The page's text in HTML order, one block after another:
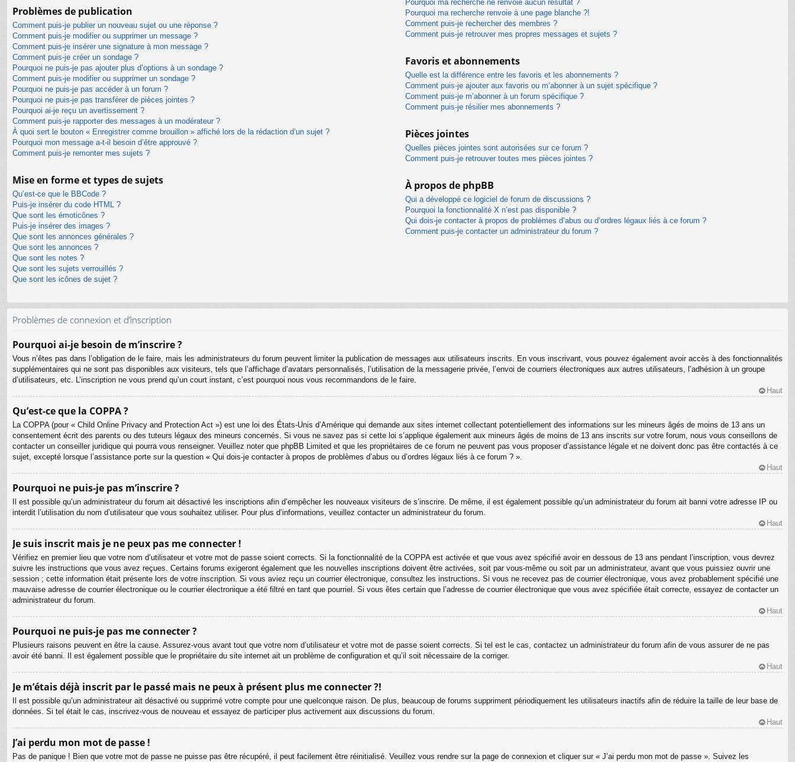
Problèmes de publication
Comment puis-je publier un nouveau sujet ou une réponse ?
Comment puis-je modifier ou supprimer un message ?
Comment puis-je insérer une signature à mon message ?
Comment puis-je créer un sondage ?
Pourquoi ne puis-je pas ajouter plus d’options à un sondage ?
Comment puis-je modifier ou supprimer un sondage ?
Pourquoi ne puis-je pas accéder à un forum ?
Pourquoi ne puis-je pas transférer de pièces jointes ?
Pourquoi ai-je reçu un avertissement ?
Comment puis-je rapporter des messages à un modérateur ?
À quoi sert le bouton « Enregistrer comme brouillon » affiché lors de la rédaction d’un sujet ?
Pourquoi mon message a-t-il besoin d’être approuvé ?
Comment puis-je remonter mes sujets ?
Mise en forme et types de sujets
Qu’est-ce que le BBCode ?
Puis-je insérer du code HTML ?
Que sont les émoticônes ?
Puis-je insérer des images ?
Que sont les annonces générales ?
Que sont les annonces ?
Que sont les notes ?
Que sont les sujets verrouillés ?
Que sont les icônes de sujet ?
Pourquoi ma recherche ne renvoie aucun résultat ?
Pourquoi ma recherche renvoie à une page blanche ?!
Comment puis-je rechercher des membres ?
Comment puis-je retrouver mes propres messages et sujets ?
Favoris et abonnements
Quelle est la différence entre les favoris et les abonnements ?
Comment puis-je ajouter aux favoris ou m’abonner à un sujet spécifique ?
Comment puis-je m’abonner à un forum spécifique ?
Comment puis-je résilier mes abonnements ?
Pièces jointes
Quelles pièces jointes sont autorisées sur ce forum ?
Comment puis-je retrouver toutes mes pièces jointes ?
À propos de phpBB
Qui a développé ce logiciel de forum de discussions ?
Pourquoi la fonctionnalité X n’est pas disponible ?
Qui dois-je contacter à propos de problèmes d’abus ou d’ordres légaux liés à ce forum ?
Comment puis-je contacter un administrateur du forum ?
Problèmes de connexion et d’inscription
Pourquoi ai-je besoin de m’inscrire ?
Vous n’êtes pas dans l’obligation de le faire, mais les administrateurs du forum peuvent limiter la publication de messages aux utilisateurs inscrits. En vous inscrivant, vous pouvez également avoir accès à des fonctionnalités
supplémentaires qui ne sont pas disponibles aux visiteurs, tels que l’affichage d’avatars personnalisés, l’utilisation de la messagerie privée, l’envoi de courriers électroniques aux autres utilisateurs, l’adhésion à un groupe
d’utilisateurs, etc. L’inscription ne vous prend qu’un court instant, c’est pourquoi nous vous recommandons de le faire.
Haut
Qu’est-ce que la COPPA ?
La COPPA (pour « Child Online Privacy and Protection Act ») est une loi des États-Unis d’Amérique qui demande aux sites internet collectant potentiellement des informations sur les mineurs âgés de moins de 13 ans un
consentement écrit des parents ou des tuteurs légaux des mineurs concernés. Si vous ne savez pas si cette loi s’applique également aux mineurs âgés de moins de 13 ans inscrits sur votre forum, nous vous conseillons de
contacter un conseiller juridique qui pourra vous renseigner. Veuillez noter que phpBB Limited et que les propriétaires de ce forum ne peuvent pas vous proposer d’assistance légale et ne doivent donc pas être contactés à ce
sujet, excepté lorsque l’assistance porte sur la question « Qui dois-je contacter à propos de problèmes d’abus ou d’ordres légaux liés à ce forum ? ».
Haut
Pourquoi ne puis-je pas m’inscrire ?
Il est possible qu’un administrateur du forum ait désactivé les inscriptions afin d’empêcher les nouveaux visiteurs de s’inscrire. De même, il est également possible qu’un administrateur du forum ait banni votre adresse IP ou
interdit l’utilisation du nom d’utilisateur que vous souhaitez utiliser. Pour plus d’informations, veuillez contacter un administrateur du forum.
Haut
Je suis inscrit mais je ne peux pas me connecter !
Vérifiez en premier lieu que votre nom d’utilisateur et votre mot de passe soient corrects. Si la fonctionnalité de la COPPA est activée et que vous avez spécifié avoir en dessous de 13 ans pendant l’inscription, vous devrez
suivre les instructions que vous avez reçues. Certains forums exigeront également que les nouvelles inscriptions doivent être activées, soit par vous-même ou soit par un administrateur, avant que vous puissiez ouvrir une
session ; cette information était présente lors de votre inscription. Si vous aviez reçu un courrier électronique, consultez les instructions. Si vous ne recevez pas de courrier électronique, vous avez probablement spécifié une
mauvaise adresse de courrier électronique ou le courrier électronique a été filtré en tant que pourriel. Si vous êtes certain que l’adresse de courrier électronique que vous avez spécifiée était correcte, essayez de contacter un
administrateur du forum.
Haut
Pourquoi ne puis-je pas me connecter ?
Plusieurs raisons peuvent en être la cause. Assurez-vous avant tout que votre nom d’utilisateur et votre mot de passe soient corrects. Si tel est le cas, contactez un administrateur du forum afin de vous assurer de ne pas
avoir été banni. Il est également possible que le propriétaire du site internet ait un problème de configuration et qu’il soit nécessaire de la corriger.
Haut
Je m’étais déjà inscrit par le passé mais ne peux à présent plus me connecter ?!
Il est possible qu’un administrateur ait désactivé ou supprimé votre compte pour une quelconque raison. De plus, beaucoup de forums suppriment périodiquement les utilisateurs inactifs afin de réduire la taille de leur base de
données. Si tel était le cas, inscrivez-vous de nouveau et essayez de participer plus activement aux discussions du forum.
Haut
J’ai perdu mon mot de passe !
Pas de panique ! Bien que votre mot de passe ne puisse pas être récupéré, il peut facilement être réinitialisé. Veuillez vous rendre sur la page de connexion et cliquer sur « J’ai perdu mon mot de passe ». Suivez les